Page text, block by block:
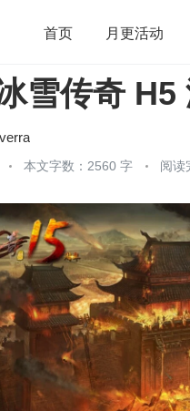
首页 月更活动
架构 OpenHarmony
雪传奇 H5
本文字数：2560 字 阅读